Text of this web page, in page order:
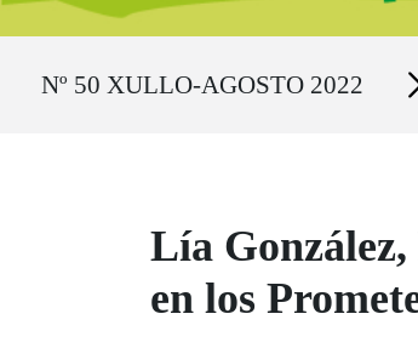
Nº 50 XULLO-AGOSTO 2022
Lía
en los